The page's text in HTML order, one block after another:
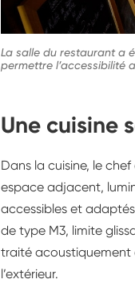
La salle du restaurant a
permettre l’accessibilité
Une cuisine
Dans la cuisine, le
espace adjacent,
accessibles et
de type M3, limite
traité acoustiquement
l’extérieur.